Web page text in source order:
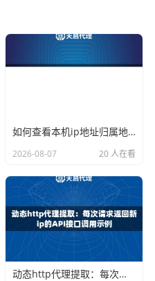
显示你的公网IP地址以及大
明了，适合所有用户。
术爱好者的首选
在一个没有图形界面的服务
置的命令来查询IP会更加高
如何查看本机ip地址归属地？使用命令行和网页查询的两种方式
2026-08-07 20 人在看
动态http代理提取：每次请求返回新ip的API接口调用示例